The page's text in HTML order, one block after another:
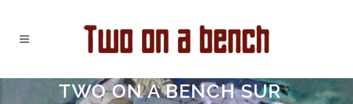
TWO ON A BENCH SUR